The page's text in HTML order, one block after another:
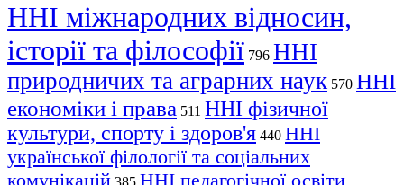
ННІ міжнародних відносин,
історії та філософії 796 ННІ
природничих та аграрних наук 570 ННІ
економіки і права 511 ННІ фізичної
культури, спорту і здоров'я 440 ННІ
української філології та соціальних
комунікацій 385 ННІ педагогічної освіти,